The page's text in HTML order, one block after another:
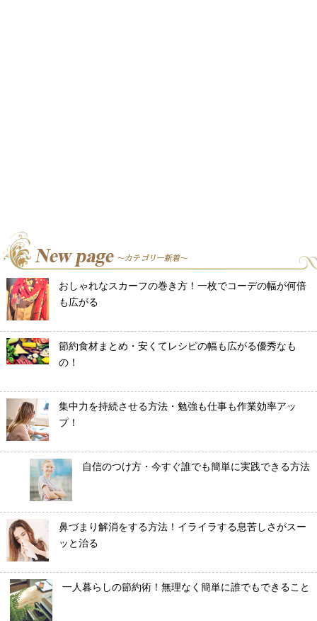
おしゃれなスカーフの巻き方！一枚でコーデの幅が何倍
も広がる
節約食材まとめ・安くてレシピの幅も広がる優秀なも
の！
集中力を持続させる方法・勉強も仕事も作業効率アッ
プ！
自信のつけ方・今すぐ誰でも簡単に実践できる方法
鼻づまり解消をする方法！イライラする息苦しさがスー
ッと治る
一人暮らしの節約術！無理なく簡単に誰でもできること